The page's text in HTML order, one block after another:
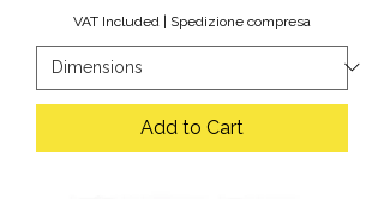
VAT Included | Spedizione compresa
Add to Cart